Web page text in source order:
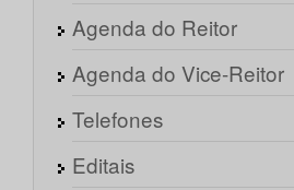
Agenda do Reitor
Agenda do Vice-Reitor
Telefones
Editais